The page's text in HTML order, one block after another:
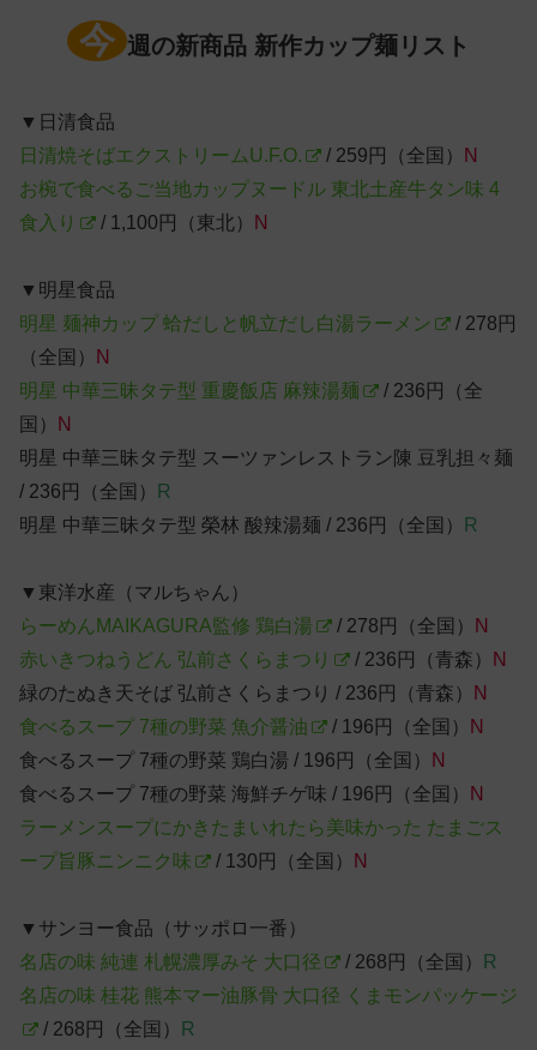
今 週の新商品 新作カップ麺リスト
▼日清食品
日清焼そばエクストリームU.F.O.
/ 259円（全国）
N
お椀で食べるご当地カップヌードル 東北土産牛タン味 4
食入り
/ 1,100円（東北） N
▼明星食品
明星 麺神カップ 蛤だしと帆立だし白湯ラーメン
/ 278円
（全国）
N
明星 中華三昧タテ型 重慶飯店 麻辣湯麺
/ 236円（全
国）
N
明星 中華三昧タテ型 スーツァンレストラン陳 豆乳担々麺
/ 236円（全国）
R
明星 中華三昧タテ型 榮林 酸辣湯麺 / 236円（全国）
R
▼東洋水産（マルちゃん）
らーめんMAIKAGURA監修 鶏白湯
/ 278円（全国）
N
赤いきつねうどん 弘前さくらまつり
/ 236円（青森）
N
緑のたぬき天そば 弘前さくらまつり / 236円（青森）
N
食べるスープ 7種の野菜 魚介醤油
/ 196円（全国）
N
食べるスープ 7種の野菜 鶏白湯 / 196円（全国）
N
食べるスープ 7種の野菜 海鮮チゲ味 / 196円（全国）
N
ラーメンスープにかきたまいれたら美味かった たまごス
ープ旨豚ニンニク味
/ 130円（全国） N
▼サンヨー食品（サッポロ一番）
名店の味 純連 札幌濃厚みそ 大口径
/ 268円（全国）
R
名店の味 桂花 熊本マー油豚骨 大口径 くまモンパッケージ
/ 268円（全国）
R